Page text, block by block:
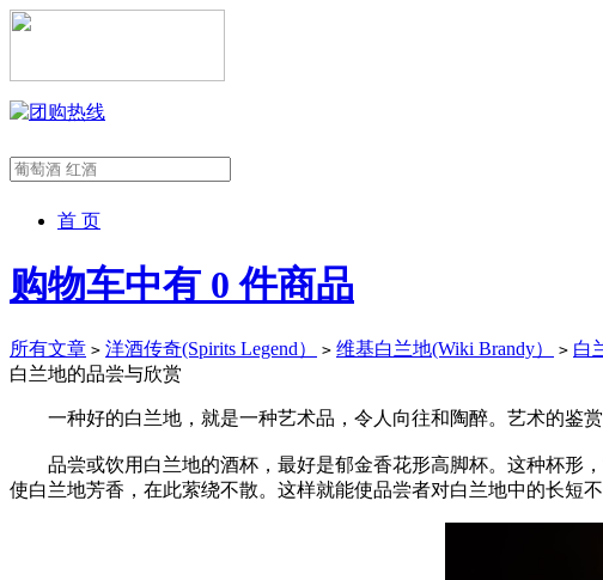
首 页
购物车中有 0 件商品
所有文章 > 洋酒传奇(Spirits Legend） > 维基白兰地(Wiki Brandy） > 白
白兰地的品尝与欣赏
一种好的白兰地，就是一种艺术品，令人向往和陶醉。艺术的鉴赏
品尝或饮用白兰地的酒杯，最好是郁金香花形高脚杯。这种杯形，
使白兰地芳香，在此萦绕不散。这样就能使品尝者对白兰地中的长短